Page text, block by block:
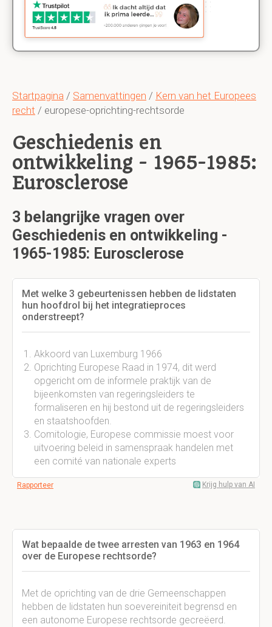
Startpagina / Samenvattingen / Kern van het Europees
recht / europese-oprichting-rechtsorde
Geschiedenis en
ontwikkeling - 1965-1985:
Eurosclerose
3 belangrijke vragen over
Geschiedenis en ontwikkeling -
1965-1985: Eurosclerose
Met welke 3 gebeurtenissen hebben de lidstaten
hun hoofdrol bij het integratieproces
onderstreept?
Akkoord van Luxemburg 1966
Oprichting Europese Raad in 1974, dit werd
opgericht om de informele praktijk van de
bijeenkomsten van regeringsleiders te
formaliseren en hij bestond uit de regeringsleiders
en staatshoofden.
Comitologie, Europese commissie moest voor
uitvoering beleid in samenspraak handelen met
een comité van nationale experts
Rapporteer Krijg hulp van AI
Wat bepaalde de twee arresten van 1963 en 1964
over de Europese rechtsorde?
Met de oprichting van de drie Gemeenschappen
hebben de lidstaten hun soevereiniteit begrensd en
een autonome Europese rechtsorde gecreëerd.